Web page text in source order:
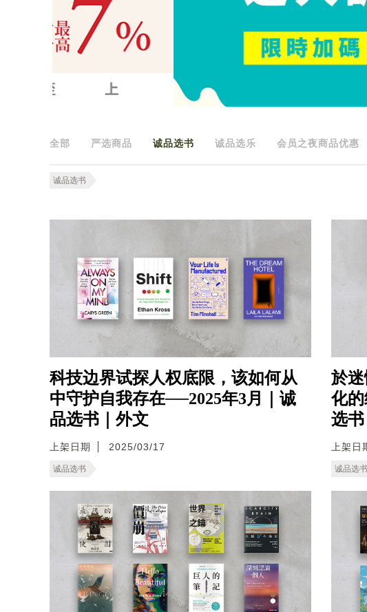
全部 严选商品 诚品选书 诚品选乐 会员之夜商品优惠
诚品选书
科技边界试探人权底限，该如何从
中守护自我存在──2025年3月｜诚
品选书｜外文
上架日期 2025/03/17
诚品选书
於
化
选
上架日
诚品选书